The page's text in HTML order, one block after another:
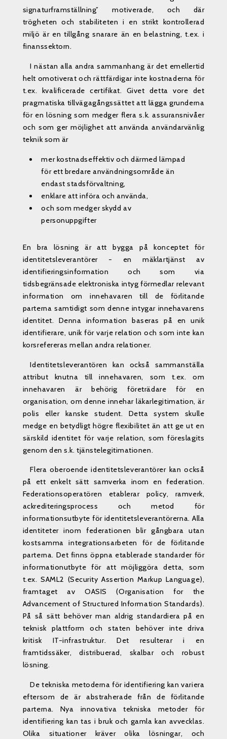
signaturframställning” motiverade, och där
trögheten och stabiliteten i en strikt kontrollerad
miljö är en tillgång snarare än en belastning, t.ex. i
finanssektorn.
I nästan alla andra sammanhang är det emellertid
helt omotiverat och rättfärdigar inte kostnaderna för
t.ex. kvalificerade certifikat. Givet detta vore det
pragmatiska tillvägagångssättet att lägga grunderna
för en lösning som medger flera s.k. assuransnivåer
och som ger möjlighet att använda användarvänlig
teknik som är
mer kostnadseffektiv och därmed lämpad
för ett bredare användningsområde än
endast stadsförvaltning,
enklare att införa och använda,
och som medger skydd av
personuppgifter
En bra lösning är att bygga på konceptet för
identitetsleverantörer - en mäklartjänst av
identifieringsinformation och som via
tidsbegränsade elektroniska intyg förmedlar relevant
information om innehavaren till de förlitande
parterna samtidigt som denne intygar innehavarens
identitet. Denna information baseras på en unik
identifierare, unik för varje relation och som inte kan
korsrefereras mellan andra relationer.
Identitetsleverantören kan också sammanställa
attribut knutna till innehavaren, som t.ex. om
innehavaren är behörig företrädare för en
organisation, om denne innehar läkarlegitimation, är
polis eller kanske student. Detta system skulle
medge en betydligt högre flexibilitet än att ge ut en
särskild identitet för varje relation, som föreslagits
genom den s.k. tjänstelegitimationen.
Flera oberoende identitetsleverantörer kan också
på ett enkelt sätt samverka inom en federation.
Federationsoperatören etablerar policy, ramverk,
ackrediteringsprocess och metod för
informationsutbyte för identitetsleverantörerna. Alla
identiteter inom federationen blir gångbara utan
kostsamma integrationsarbeten för de förlitande
parterna. Det finns öppna etablerade standarder för
informationutbyte för att möjliggöra detta, som
t.ex. SAML2 (Security Assertion Markup Language),
framtaget av OASIS (Organisation for the
Advancement of Structured Information Standards).
På så sätt behöver man aldrig standardiera på en
teknisk plattform och staten behöver inte driva
kritisk IT-infrastruktur. Det resulterar i en
framtidssäker, distribuerad, skalbar och robust
lösning.
De tekniska metoderna för identifiering kan variera
eftersom de är abstraherade från de förlitande
parterna. Nya innovativa tekniska metoder för
identifiering kan tas i bruk och gamla kan avvecklas.
Olika situationer kräver olika lösningar, och